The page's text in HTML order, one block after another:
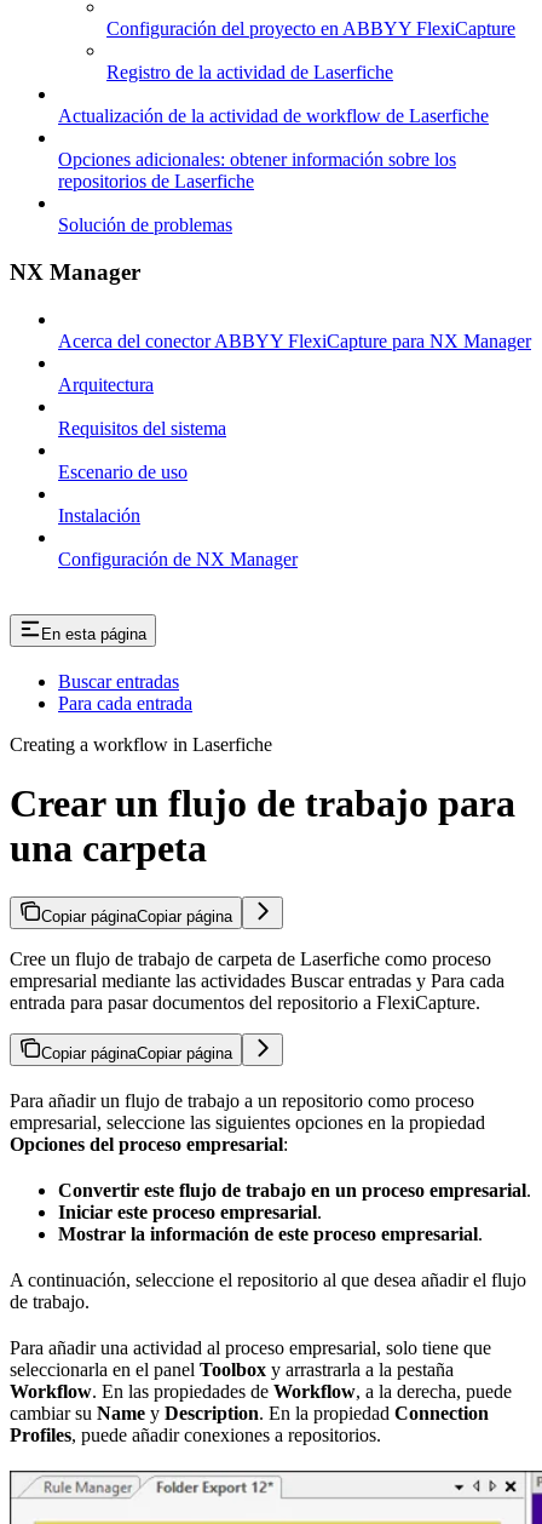
Configuración del proyecto en ABBYY FlexiCapture
Registro de la actividad de Laserfiche
Actualización de la actividad de workflow de Laserfiche
Opciones adicionales: obtener información sobre los
repositorios de Laserfiche
Solución de problemas
NX Manager
Acerca del conector ABBYY FlexiCapture para NX Manager
Arquitectura
Requisitos del sistema
Escenario de uso
Instalación
Configuración de NX Manager
En esta página
Buscar entradas
Para cada entrada
Creating a workflow in Laserfiche
Crear un flujo de trabajo para
una carpeta
Copiar páginaCopiar página
Cree un flujo de trabajo de carpeta de Laserfiche como proceso
empresarial mediante las actividades Buscar entradas y Para cada
entrada para pasar documentos del repositorio a FlexiCapture.
Copiar páginaCopiar página
Para añadir un flujo de trabajo a un repositorio como proceso
empresarial, seleccione las siguientes opciones en la propiedad
Opciones del proceso empresarial:
Convertir este flujo de trabajo en un proceso empresarial.
Iniciar este proceso empresarial.
Mostrar la información de este proceso empresarial.
A continuación, seleccione el repositorio al que desea añadir el flujo
de trabajo.
Para añadir una actividad al proceso empresarial, solo tiene que
seleccionarla en el panel Toolbox y arrastrarla a la pestaña
Workflow. En las propiedades de Workflow, a la derecha, puede
cambiar su Name y Description. En la propiedad Connection
Profiles, puede añadir conexiones a repositorios.